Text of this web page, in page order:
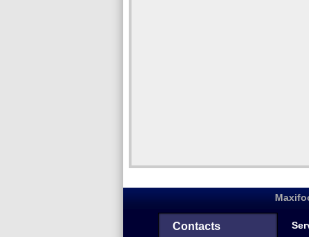
Contacts